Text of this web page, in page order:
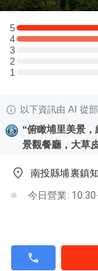
5
5 星：1 則評論
4
4 星：2 則評論
3
3 星：0 則評論
2
2 星：0 則評論
11 星：0 則評論
以下資訊由 AI 從
“俯瞰埔里美景
景觀餐廳，大草
南投縣埔裏鎮
今日營業: